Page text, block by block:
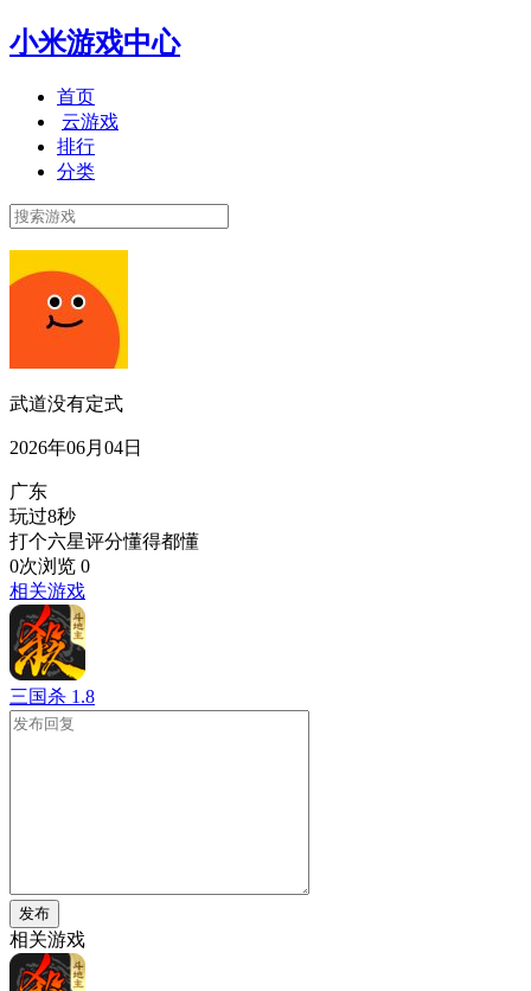
小米游戏中心
首页
云游戏
排行
分类
武道没有定式
2026年06月04日
广东
玩过8秒
打个六星评分懂得都懂
0次浏览 0
相关游戏
三国杀 1.8
发布
相关游戏